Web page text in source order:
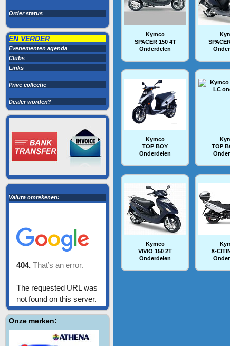
Order status
EN VERDER
Evenementen agenda
Clubs
Links
Prive collectie
Dealer worden?
Valuta omrekenen:
Onze merken:
Kymco
SPACER 150 4T
Onderdelen
Kymco
TOP BOY
Onderdelen
TOP
Kymco
VIVIO 150 2T
Onderdelen
X-